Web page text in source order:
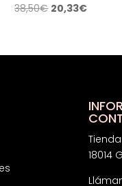
38,50€ El
era:
20,33€El
es:
18014